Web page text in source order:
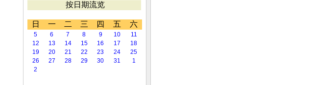
按日期流览
日 一 二 三 四 五 六
5 6 7 8 9 10
11
12
13 14 15 16 17
18
19
20 21 22 23 24
25
26
27 28 29 30 31
1
2